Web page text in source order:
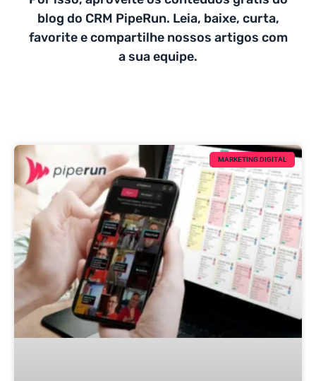
blog do CRM PipeRun. Leia, baixe, curta,
favorite e compartilhe nossos artigos com
a sua equipe.
MARKETING DIGITAL